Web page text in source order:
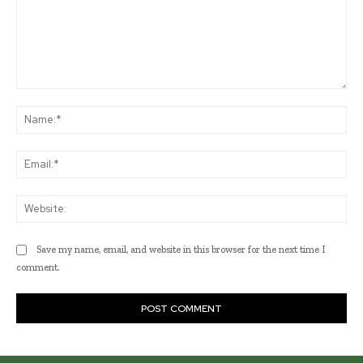
Save my name, email, and website in this browser for the next time I
comment.